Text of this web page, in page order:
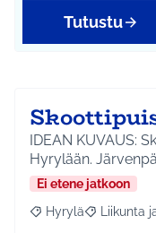
Tutustu
IDEAN KUVAUS:
Hyrylään.
Ei etene jatkoon
Rajaa tulokset
Hyrylä RajaaLiikunta